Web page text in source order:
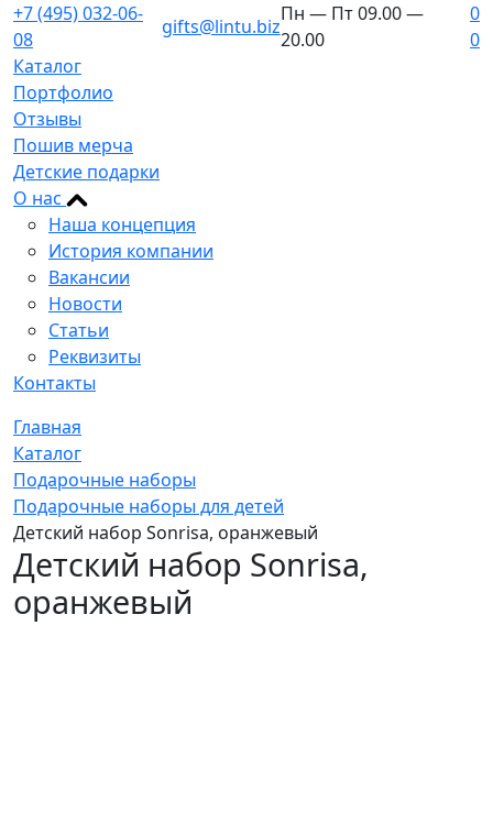
+7 (495) 032-06-
08
gifts@lintu.biz
Пн — Пт 09.00 —
20.00
0
0
Каталог
Портфолио
Отзывы
Пошив мерча
Детские подарки
О нас
Наша концепция
История компании
Вакансии
Новости
Статьи
Реквизиты
Контакты
Главная
Каталог
Подарочные наборы
Подарочные наборы для детей
Детский набор Sonrisa, оранжевый
Детский набор Sonrisa,
оранжевый